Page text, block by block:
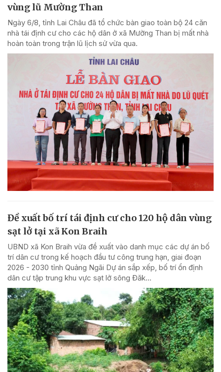
vùng lũ Mường Than
Ngày 6/8, tỉnh Lai Châu đã tổ chức bàn giao toàn bộ 24 căn
nhà tái định cư cho các hộ dân ở xã Mường Than bị mất nhà
hoàn toàn trong trận lũ lịch sử vừa qua.
Đề xuất bố trí tái định cư cho 120 hộ dân vùng
sạt lở tại xã Kon Braih
UBND xã Kon Braih vừa đề xuất vào danh mục các dự án bố
trí dân cư trong kế hoạch đầu tư công trung hạn, giai đoạn
2026 - 2030 tỉnh Quảng Ngãi Dự án sắp xếp, bố trí ổn định
dân cư tập trung khu vực sạt lở sông Đăk...